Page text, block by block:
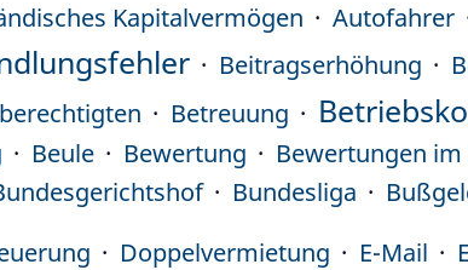
Kapitalvermögen Autofahrer
Beitragserhöhung
Betreuung
Beule Bewertung Bewertungen
Bundesliga
Doppelvermietung E-Mail